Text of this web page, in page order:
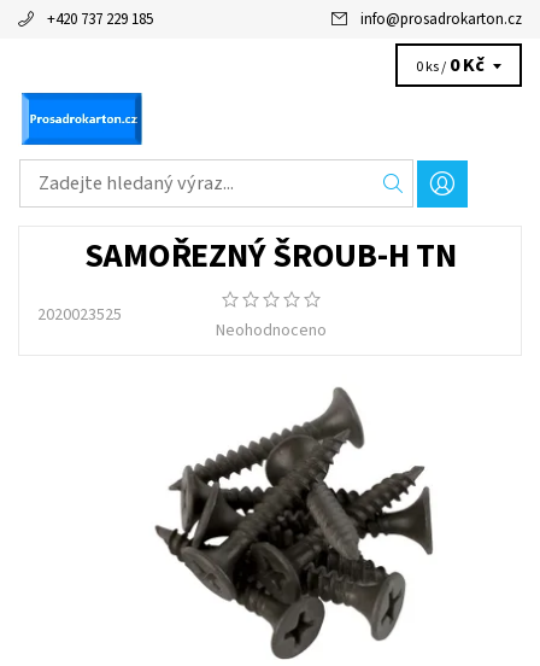
+420 737 229 185 info@prosadrokarton.cz
0 ks / 0 Kč
SAMOŘEZNÝ ŠROUB-H TN
2020023525
Neohodnoceno